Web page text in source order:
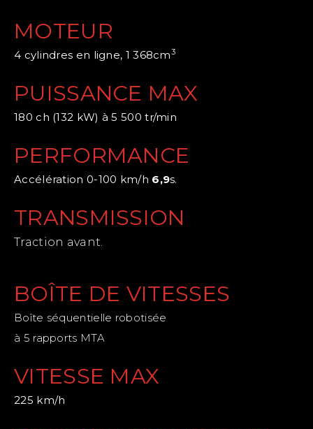
MOTEUR
4 cylindres en ligne, 1 368cm3
PUISSANCE MAX
180 ch (132 kW) à 5 500 tr/min
PERFORMANCE
Accélération 0-100 km/h 6,9s.
TRANSMISSION
Traction avant.
BOÎTE DE VITESSES
Boîte séquentielle robotisée
à 5 rapports MTA
VITESSE MAX
225 km/h